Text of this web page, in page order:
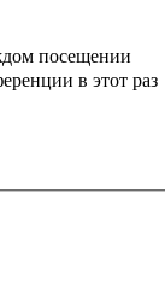
посещении
в этот раз